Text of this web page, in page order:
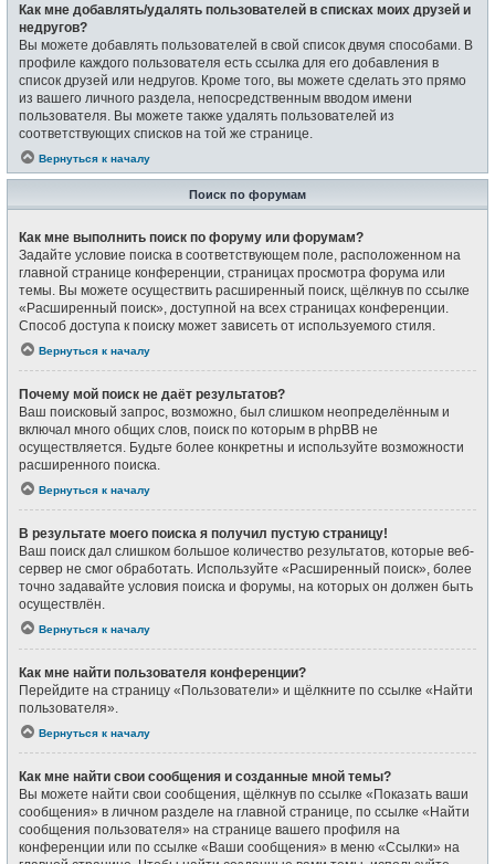
Как мне добавлять/удалять пользователей в списках моих друзей и
недругов?
Вы можете добавлять пользователей в свой список двумя способами. В
профиле каждого пользователя есть ссылка для его добавления в
список друзей или недругов. Кроме того, вы можете сделать это прямо
из вашего личного раздела, непосредственным вводом имени
пользователя. Вы можете также удалять пользователей из
соответствующих списков на той же странице.
Вернуться к началу
Поиск по форумам
Как мне выполнить поиск по форуму или форумам?
Задайте условие поиска в соответствующем поле, расположенном на
главной странице конференции, страницах просмотра форума или
темы. Вы можете осуществить расширенный поиск, щёлкнув по ссылке
«Расширенный поиск», доступной на всех страницах конференции.
Способ доступа к поиску может зависеть от используемого стиля.
Вернуться к началу
Почему мой поиск не даёт результатов?
Ваш поисковый запрос, возможно, был слишком неопределённым и
включал много общих слов, поиск по которым в phpBB не
осуществляется. Будьте более конкретны и используйте возможности
расширенного поиска.
Вернуться к началу
В результате моего поиска я получил пустую страницу!
Ваш поиск дал слишком большое количество результатов, которые веб-
сервер не смог обработать. Используйте «Расширенный поиск», более
точно задавайте условия поиска и форумы, на которых он должен быть
осуществлён.
Вернуться к началу
Как мне найти пользователя конференции?
Перейдите на страницу «Пользователи» и щёлкните по ссылке «Найти
пользователя».
Вернуться к началу
Как мне найти свои сообщения и созданные мной темы?
Вы можете найти свои сообщения, щёлкнув по ссылке «Показать ваши
сообщения» в личном разделе на главной странице, по ссылке «Найти
сообщения пользователя» на странице вашего профиля на
конференции или по ссылке «Ваши сообщения» в меню «Ссылки» на